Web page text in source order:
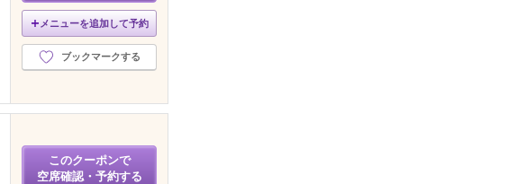
メニューを追加して予約
ブックマークする
このクーポンで
空席確認・予約する